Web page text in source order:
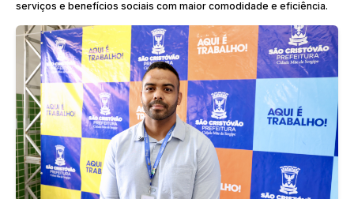
serviços e benefícios sociais com maior comodidade e eficiência.